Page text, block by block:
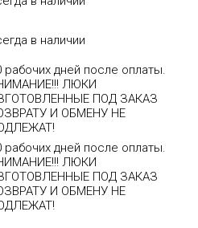
в наличии
рабочих дней после оплаты.
ЛЮКИ
ПОД ЗАКАЗ
И ОБМЕНУ НЕ
рабочих дней после оплаты.
ЛЮКИ
ПОД ЗАКАЗ
И ОБМЕНУ НЕ